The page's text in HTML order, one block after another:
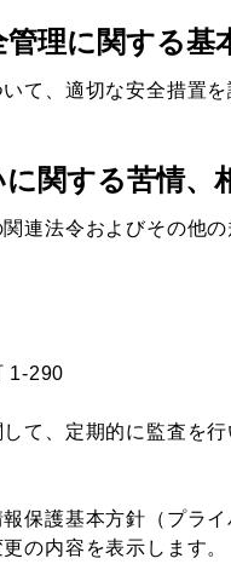
理に関する基
て、適切な安全措置
関する苦情、
連法令およびその他
1-290
て、定期的に監査を
保護基本方針（プラ
の内容を表示します。